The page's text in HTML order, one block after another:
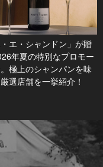
・エ・シャンドン」が贈
年夏の特別なプロモー
極上のシャンパンを味
選店舗を一挙紹介！